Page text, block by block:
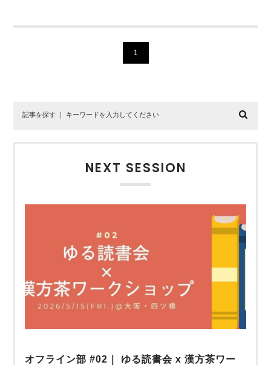
1
NEXT SESSION
オフライン部 #02｜ ゆる読書会 x 漢方茶ワー